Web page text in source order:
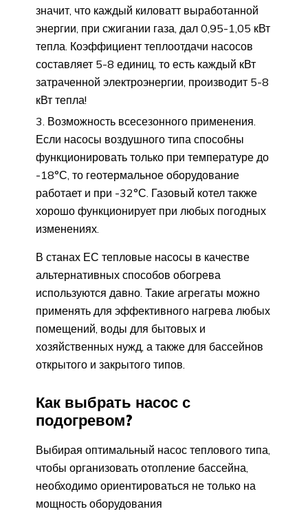
значит, что каждый киловатт выработанной
энергии, при сжигании газа, дал 0,95-1,05 кВт
тепла. Коэффициент теплоотдачи насосов
составляет 5-8 единиц, то есть каждый кВт
затраченной электроэнергии, производит 5-8
кВт тепла!
Возможность всесезонного применения.
Если насосы воздушного типа способны
функционировать только при температуре до
-18°С, то геотермальное оборудование
работает и при -32°С. Газовый котел также
хорошо функционирует при любых погодных
изменениях.
В станах ЕС тепловые насосы в качестве
альтернативных способов обогрева
используются давно. Такие агрегаты можно
применять для эффективного нагрева любых
помещений, воды для бытовых и
хозяйственных нужд, а также для бассейнов
открытого и закрытого типов.
Как выбрать насос с
подогревом?
Выбирая оптимальный насос теплового типа,
чтобы организовать отопление бассейна,
необходимо ориентироваться не только на
мощность оборудования